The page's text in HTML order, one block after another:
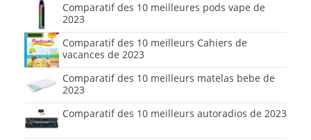
Comparatif des 10 meilleures pods vape de
2023
Comparatif des 10 meilleurs Cahiers de
vacances de 2023
Comparatif des 10 meilleurs matelas bebe de
2023
Comparatif des 10 meilleurs autoradios de 2023